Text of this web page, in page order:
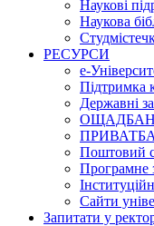
Наукові
Наукова
РЕСУРСИ
е-
Підтримка
Державні
Поштовий
Програмне
Сайти
Запитати у